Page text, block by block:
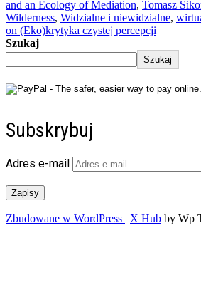
and an Ecology of Mediation, Tomasz
Wilderness, Widzialne i niewidzialne,
on (Eko)krytyka czystej percepcji
Szukaj
Szukaj
Subskrybuj
Adres e-mail
Zapisy
Zbudowane w WordPress | X Hub by Wp